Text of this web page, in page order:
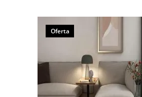
Oferta